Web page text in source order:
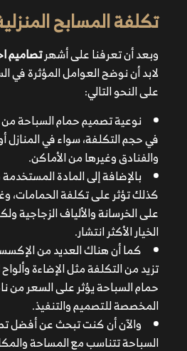
وغيرها من الأماكن.
بالإضافة إلى المادة المستخدمة
كذلك تؤثر على تكلفة الحمامات،
الخرسانة والألياف الزجاجية ولكن
الأكثر انتشار.
كما أن هناك العديد من
من التكلفة مثل الإضاءة وألواح
السباحة يؤثر على السعر من ناحية
المخصصة للتصميم والتنفيذ.
والآن أن كنت تبحث عن أفضل
تتناسب مع المساحة والمكان
شركة راما والحصول على أفضل عروض
الأسعار لديهم على مختلف
تكلفة المسابح
وبعد أن تعرفنا على أشهرتصاميم
لابد أن نوضح العوامل المؤثرة في
على النحو التالي:
نوعية تصميم حمام السباحة من
في حجم التكلفة، سواء في المنازل
والفنادق وغيرها من الأماكن.
بالإضافة إلى المادة
كذلك تؤثر على تكلفة الحمامات،
على الخرسانة والألياف الزجاجية
الخيار الأكثر انتشار.
كما أن هناك العديد من
تزيد من التكلفة مثل الإضاءة
حمام السباحة يؤثر على السعر من
المخصصة للتصميم والتنفيذ.
والآن أن كنت تبحث عن أفضل
السباحة تتناسب مع المساحة